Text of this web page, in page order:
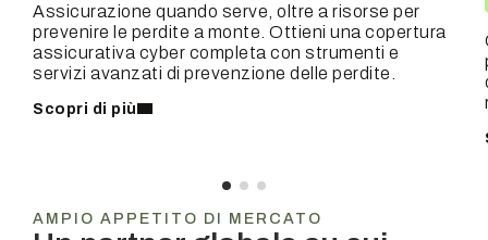
Assicurazione quando serve, oltre a risorse per
prevenire le perdite a monte. Ottieni una copertura
assicurativa cyber completa con strumenti e
servizi avanzati di prevenzione delle perdite.
Scopri di più
AMPIO APPETITO DI MERCATO